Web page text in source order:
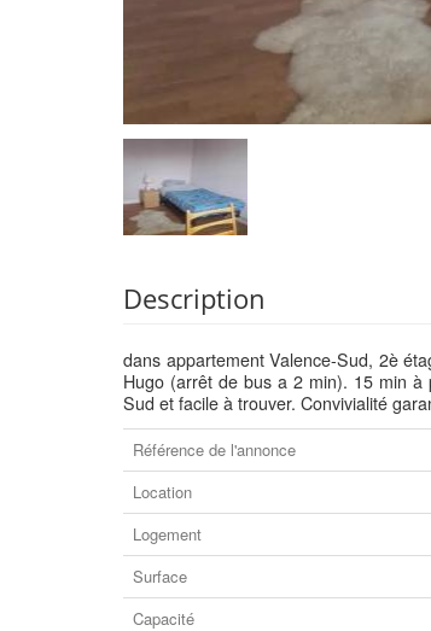
Description
dans appartement Valence-Sud, 2è
Hugo (arrêt de bus a 2 min). 15 min
Sud et facile à trouver. Convivialité
Référence de l'annonce
Location
Logement
Surface
Capacité